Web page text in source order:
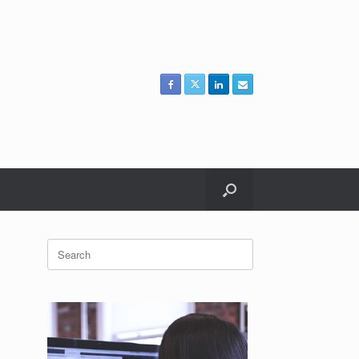
Search
for: